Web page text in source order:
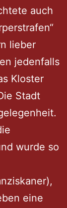
auch
lieber
jedenfalls
Kloster
Stadt
wurde so
eine